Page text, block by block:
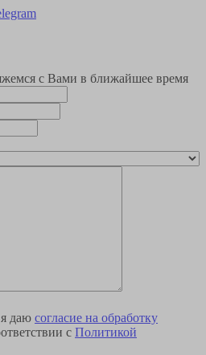
с Вами в ближайшее время
даю согласие на обработку
с Политикой